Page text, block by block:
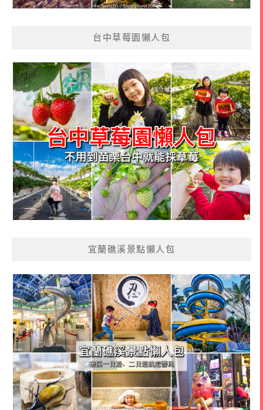
台中草莓園懶人包
宜蘭礁溪景點懶人包